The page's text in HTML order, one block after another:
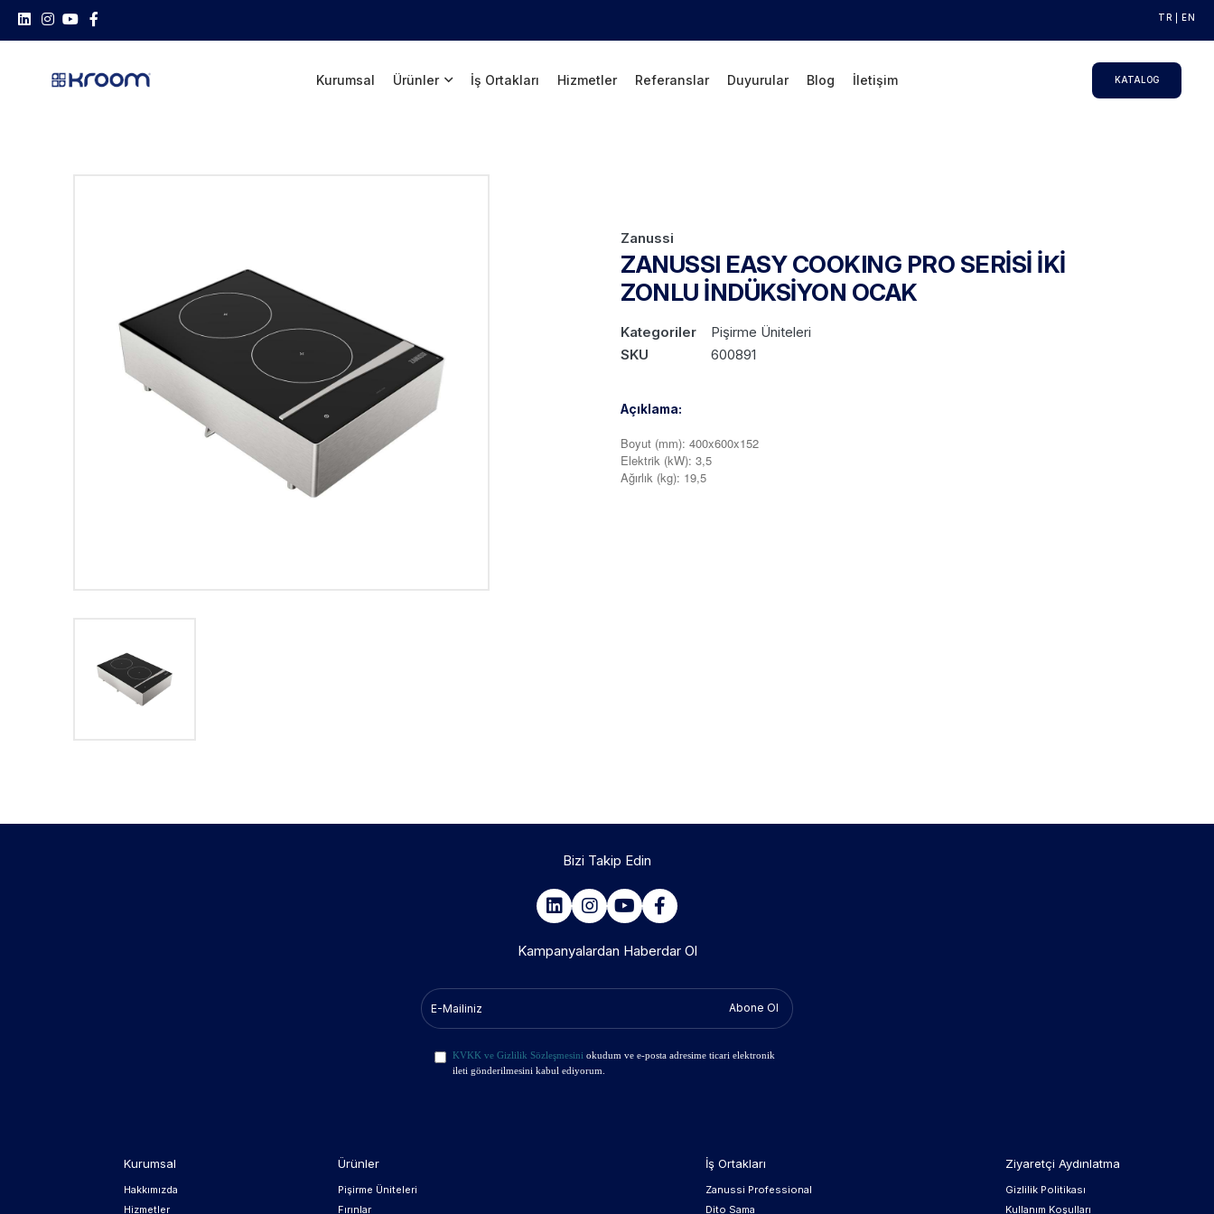
TR EN
Kurumsal Ürünler İş Ortakları Hizmetler Referanslar Duyurular Blog İletişim KATALOG
Zanussi
ZANUSSI EASY COOKING PRO SERİSİ İKİ
ZONLU İNDÜKSİYON OCAK
Kategoriler
Pişirme Üniteleri
SKU
600891
Açıklama:
Boyut (mm): 400x600x152
Elektrik (kW): 3,5
Ağırlık (kg): 19,5
Bizi Takip Edin
Kampanyalardan Haberdar Ol
Abone Ol
KVKK ve Gizlilik Sözleşmesini okudum ve e-posta adresime ticari elektronik
ileti gönderilmesini kabul ediyorum.
Kurumsal
Hakkımızda
Hizmetler
Ürünler
Pişirme Üniteleri
Fırınlar
İş Ortakları
Zanussi Professional
Dito Sama
Ziyaretçi Aydınlatma
Gizlilik Politikası
Kullanım Koşulları